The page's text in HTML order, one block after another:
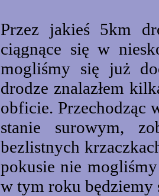
Przez jakieś 5km
ciągnące się w
mogliśmy się już
drodze znalazłem
obficie. Przechodząc
stanie surowym,
bezlistnych
pokusie nie
w tym roku będziemy